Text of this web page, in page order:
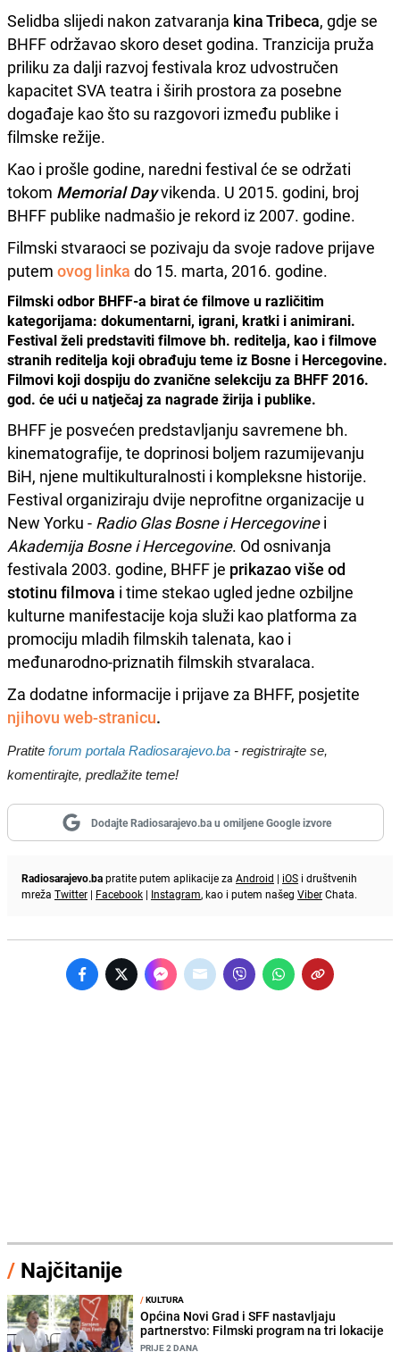
Selidba slijedi nakon zatvaranja kina Tribeca, gdje se
BHFF održavao skoro deset godina. Tranzicija pruža
priliku za dalji razvoj festivala kroz udvostručen
kapacitet SVA teatra i širih prostora za posebne
događaje kao što su razgovori između publike i
filmske režije.
Kao i prošle godine, naredni festival će se održati
tokom Memorial Dayvikenda. U 2015. godini, broj
BHFF publike nadmašio je rekord iz 2007. godine.
Filmski stvaraoci se pozivaju da svoje radove prijave
putem ovog linka do 15. marta, 2016. godine.
Filmski odbor BHFF-a birat će filmove u različitim
kategorijama: dokumentarni, igrani, kratki i animirani.
Festival želi predstaviti filmove bh. reditelja, kao i filmove
stranih reditelja koji obrađuju teme iz Bosne i Hercegovine.
Filmovi koji dospiju do zvanične selekciju za BHFF 2016.
god. će ući u natječaj za nagrade žirija i publike.
BHFF je posvećen predstavljanju savremene bh.
kinematografije, te doprinosi boljem razumijevanju
BiH, njene multikulturalnosti i kompleksne historije.
Festival organiziraju dvije neprofitne organizacije u
New Yorku - Radio Glas Bosne i Hercegovinei
Akademija Bosne i Hercegovine. Od osnivanja
festivala 2003. godine, BHFF je prikazao više od
stotinu filmova i time stekao ugled jedne ozbiljne
kulturne manifestacije koja služi kao platforma za
promociju mladih filmskih talenata, kao i
međunarodno-priznatih filmskih stvaralaca.
Za dodatne informacije i prijave za BHFF, posjetite
njihovu web-stranicu.
Pratite forum portala Radiosarajevo.ba - registrirajte se,
komentirajte, predlažite teme!
Dodajte Radiosarajevo.ba u omiljene Google izvore
Radiosarajevo.bapratite putem aplikacije za Android | iOS i društvenih
mreža Twitter | Facebook | Instagram, kao i putem našeg ViberChata.
/ Najčitanije
/KULTURA
Općina Novi Grad i SFF nastavljaju
partnerstvo: Filmski program na tri lokacije
PRIJE 2 DANA